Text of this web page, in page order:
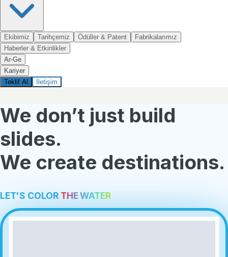
Ekibimiz Tarihçemiz Ödüller & Patent
Fabrikalarımız
Haberler & Etkinlikler
Ar-Ge
Kariyer
Teklif Al
İletişim
We don’t just build
slides.
We create destinations.
LET'S COLOR THE WATER